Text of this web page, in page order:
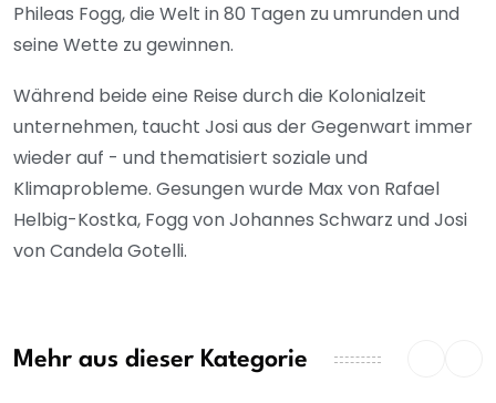
Phileas Fogg, die Welt in 80 Tagen zu umrunden und
seine Wette zu gewinnen.
Während beide eine Reise durch die Kolonialzeit
unternehmen, taucht Josi aus der Gegenwart immer
wieder auf - und thematisiert soziale und
Klimaprobleme. Gesungen wurde Max von Rafael
Helbig-Kostka, Fogg von Johannes Schwarz und Josi
von Candela Gotelli.
Mehr aus dieser Kategorie